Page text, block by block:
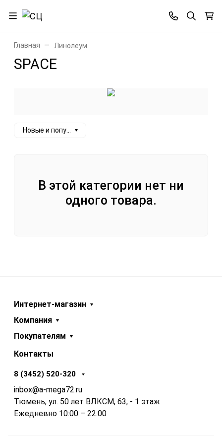
Главная Линолеум
SPACE
Новые и популярные
В этой категории нет ни
одного товара.
Интернет-магазин
Компания
Покупателям
Контакты
8 (3452) 520-320
inbox@a-mega72.ru
Тюмень, ул. 50 лет ВЛКСМ, 63, - 1 этаж
Ежедневно 10:00 – 22:00